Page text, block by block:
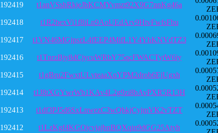
192419
t1anVSshRkjeJbKCMYvmzt92X9G7nnKg46a
192418
t1R2bexVi1f8iLn9AoUEdArv9HtvFwfsFbu
192417
t1VN46MGjpszL4fEEP4MifL1Y4YhKNVdTZ3
192416
t1TnrzBjy8dCjycuWRbY75qcFWACTytW6iy
192415
t1gBru2FwxtULvteaaXqYPM2drob6EjUgxh
192414
t1J8tXGYwrWb1KAv4L2g9zi8bAvPXR5R13H
192413
t1df3PJ5d6SxLnwezC3wQbkjCyjmVK2vTZT
192412
t1LzKgf4KGQjcvjajbnBQXqin9dGG25Atyh